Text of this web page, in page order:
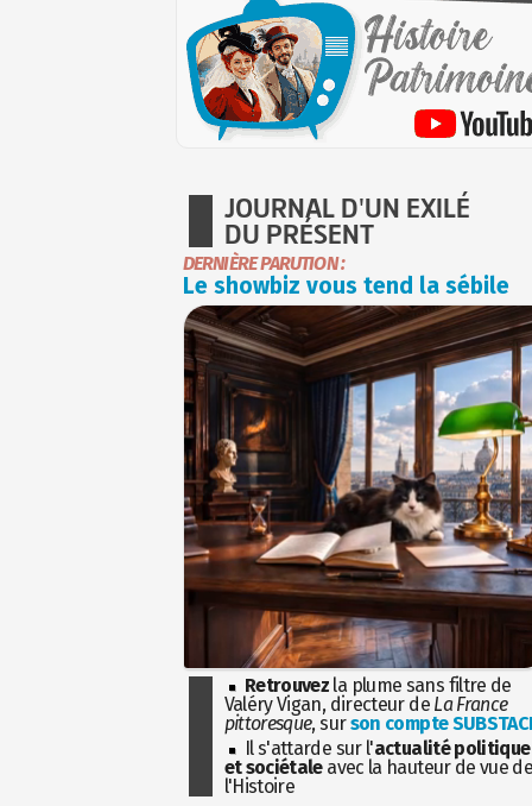
JOURNAL D'UN EXILÉ
DU PRÉSENT
DERNIÈRE PARUTION :
Le showbiz vous tend la sébile
Retrouvez la plume sans filtre de
Valéry Vigan, directeur de La France
pittoresque, surson compte
Il s'attarde sur l'actualité politique
et sociétaleavec la hauteur de vue
l'Histoire